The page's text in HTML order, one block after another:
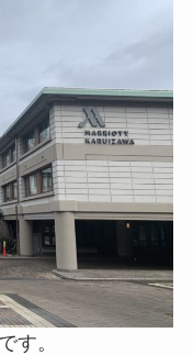
す。